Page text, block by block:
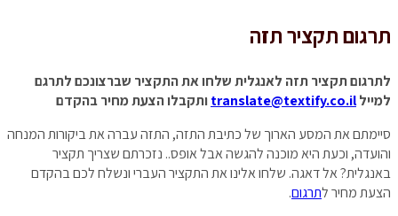
תרגוםתקציר תזה
לתרגום תקציר תזה לאנגלית שלחו את התקציר שברצונכם לתרגם
למיילtranslate@textify.co.ilותקבלו הצעת מחיר בהקדם
סיימתם את המסע הארוך של כתיבת התזה, התזה עברה את ביקורות המנחה
והועדה, וכעת היא מוכנה להגשה אבל אופס.. נזכרתם שצריך תקציר
באנגלית? אל דאגה. שלחו אלינו את התקציר העברי ונשלח לכם בהקדם
הצעת מחיר לתרגום.